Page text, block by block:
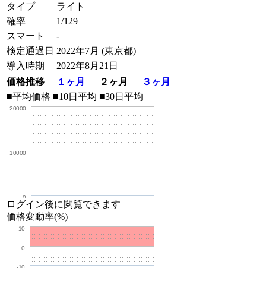
タイプ
ライト
確率
1/129
スマート
-
検定通過日 2022年7月 (東京都)
導入時期
2022年8月21日
価格推移
１ヶ月 ２ヶ月
３ヶ月
■平均価格 ■10日平均 ■30日平均
0
10000
20000
ログイン後に閲覧できます
価格変動率(%)
-10
0
10